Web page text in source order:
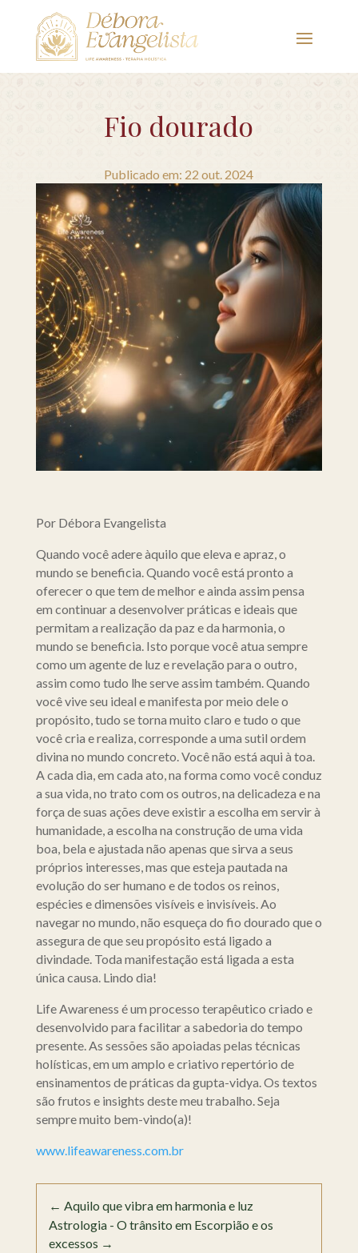
Fio dourado
Publicado em: 22 out. 2024
Por Débora Evangelista
Quando você adere àquilo que eleva e apraz, o
mundo se beneficia. Quando você está pronto a
oferecer o que tem de melhor e ainda assim pensa
em continuar a desenvolver práticas e ideais que
permitam a realização da paz e da harmonia, o
mundo se beneficia. Isto porque você atua sempre
como um agente de luz e revelação para o outro,
assim como tudo lhe serve assim também. Quando
você vive seu ideal e manifesta por meio dele o
propósito, tudo se torna muito claro e tudo o que
você cria e realiza, corresponde a uma sutil ordem
divina no mundo concreto. Você não está aqui à toa.
A cada dia, em cada ato, na forma como você conduz
a sua vida, no trato com os outros, na delicadeza e na
força de suas ações deve existir a escolha em servir à
humanidade, a escolha na construção de uma vida
boa, bela e ajustada não apenas que sirva a seus
próprios interesses, mas que esteja pautada na
evolução do ser humano e de todos os reinos,
espécies e dimensões visíveis e invisíveis. Ao
navegar no mundo, não esqueça do fio dourado que o
assegura de que seu propósito está ligado a
divindade. Toda manifestação está ligada a esta
única causa. Lindo dia!
Life Awareness é um processo terapêutico criado e
desenvolvido para facilitar a sabedoria do tempo
presente. As sessões são apoiadas pelas técnicas
holísticas, em um amplo e criativo repertório de
ensinamentos de práticas da gupta-vidya. Os textos
são frutos e insights deste meu trabalho. Seja
sempre muito bem-vindo(a)!
www.lifeawareness.com.br
← Aquilo que vibra em harmonia e luz
Astrologia - O trânsito em Escorpião e os
excessos →